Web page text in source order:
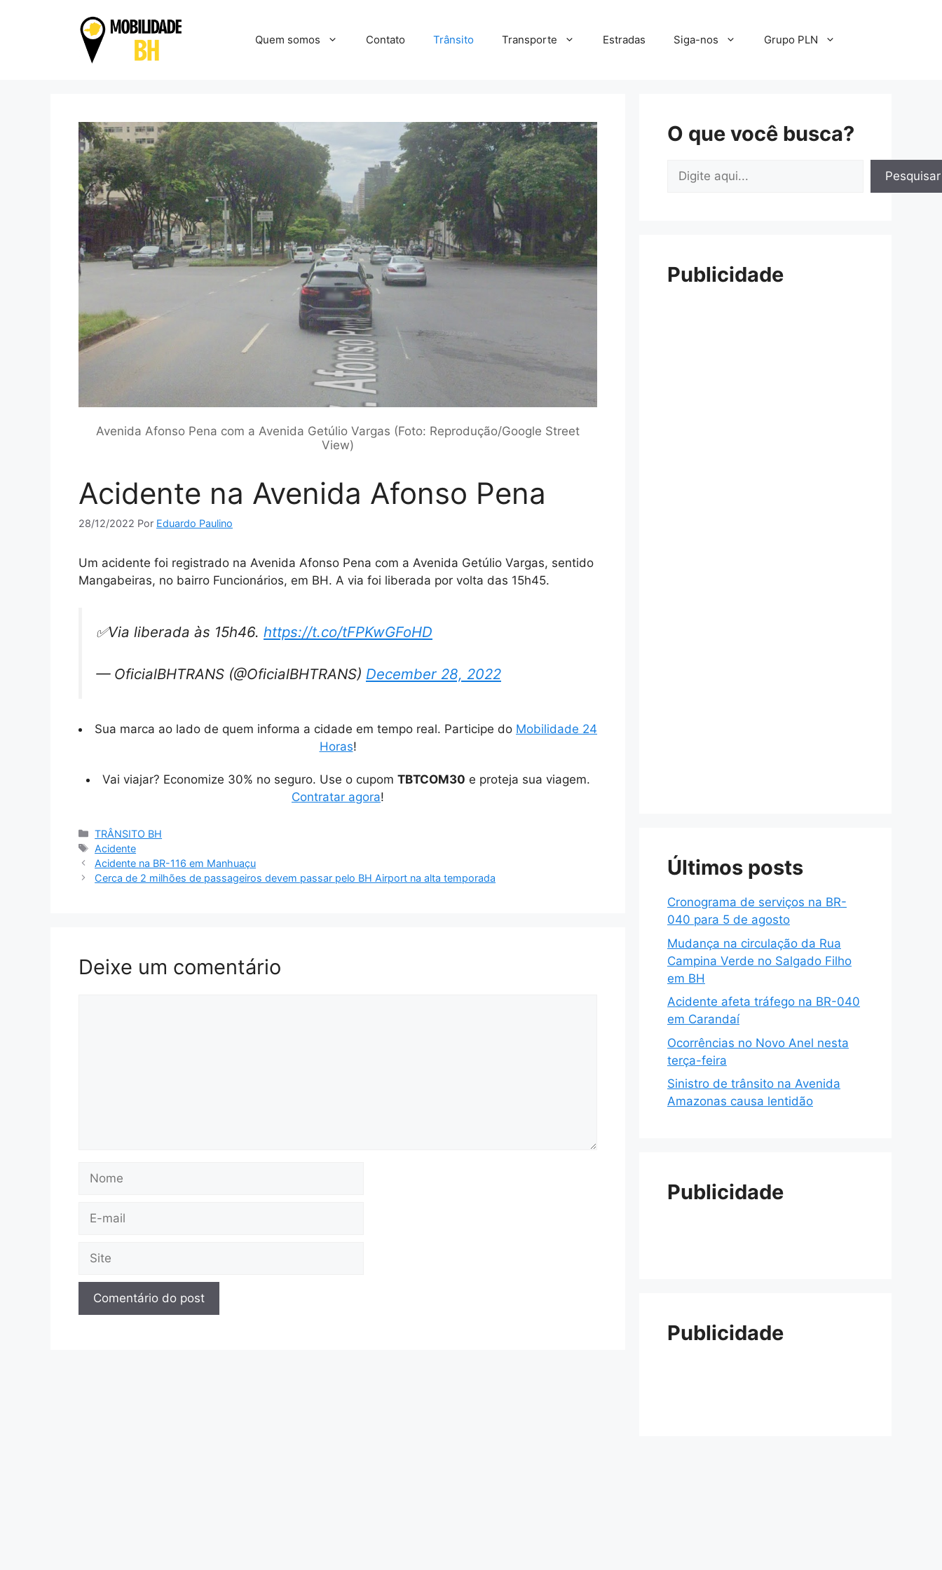
Quem somos Contato Trânsito Transporte Estradas Siga-nos Grupo PLN
Avenida Afonso Pena com a Avenida Getúlio Vargas (Foto: Reprodução/Google Street
View)
Acidente na Avenida Afonso Pena
28/12/2022 Por Eduardo Paulino
Um acidente foi registrado na Avenida Afonso Pena com a Avenida Getúlio Vargas, sentido
Mangabeiras, no bairro Funcionários, em BH. A via foi liberada por volta das 15h45.
✅Via liberada às 15h46. https://t.co/tFPKwGFoHD
— OficialBHTRANS (@OficialBHTRANS) December 28, 2022
Sua marca ao lado de quem informa a cidade em tempo real. Participe do Mobilidade 24
Horas!
Vai viajar? Economize 30% no seguro. Use o cupom TBTCOM30 e proteja sua viagem.
Contratar agora!
Categorias
TRÂNSITO BH
Tags
Acidente
Acidente na BR-116 em Manhuaçu
Cerca de 2 milhões de passageiros devem passar pelo BH Airport na alta temporada
Deixe um comentário
mail
O que você busca?
Pesquisar
Pesquisar
Publicidade
Últimos posts
Cronograma de serviços na BR-
040 para 5 de agosto
Mudança na circulação da Rua
Campina Verde no Salgado Filho
em BH
Acidente afeta tráfego na BR-040
em Carandaí
Ocorrências no Novo Anel nesta
terça-feira
Sinistro de trânsito na Avenida
Amazonas causa lentidão
Publicidade
Publicidade